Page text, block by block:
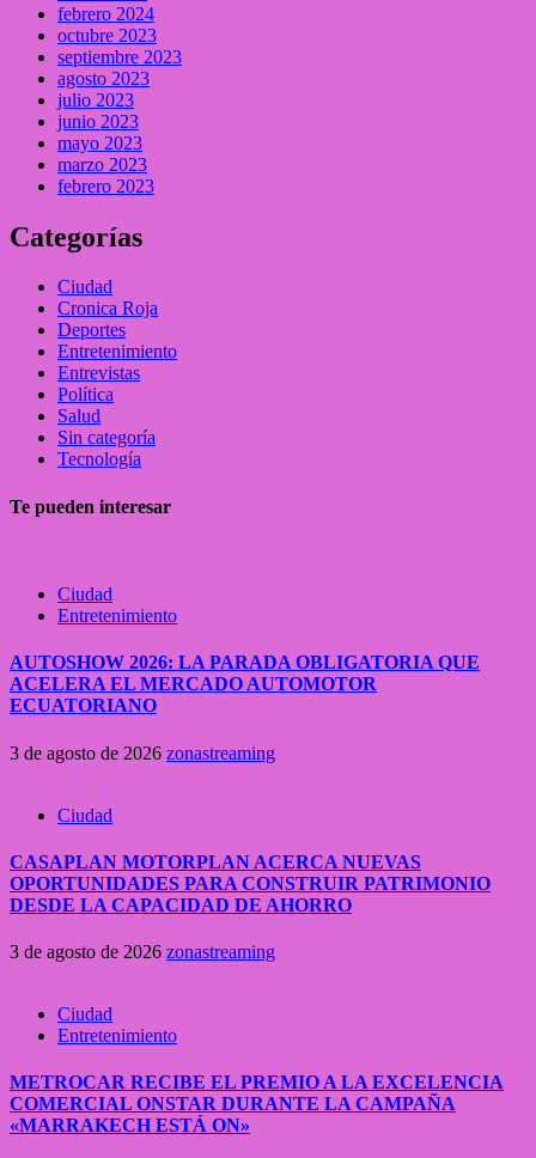
febrero 2024
octubre 2023
septiembre 2023
agosto 2023
julio 2023
junio 2023
mayo 2023
marzo 2023
febrero 2023
Categorías
Ciudad
Cronica Roja
Deportes
Entretenimiento
Entrevistas
Política
Salud
Sin categoría
Tecnología
Te pueden interesar
Ciudad
Entretenimiento
AUTOSHOW 2026: LA PARADA OBLIGATORIA QUE
ACELERA EL MERCADO AUTOMOTOR
ECUATORIANO
3 de agosto de 2026 zonastreaming
Ciudad
CASAPLAN MOTORPLAN ACERCA NUEVAS
OPORTUNIDADES PARA CONSTRUIR PATRIMONIO
DESDE LA CAPACIDAD DE AHORRO
3 de agosto de 2026 zonastreaming
Ciudad
Entretenimiento
METROCAR RECIBE EL PREMIO A LA EXCELENCIA
COMERCIAL ONSTAR DURANTE LA CAMPAÑA
«MARRAKECH ESTÁ ON»